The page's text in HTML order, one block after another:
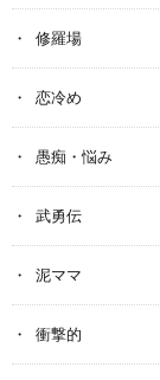
修羅場
恋冷め
愚痴・悩み
武勇伝
泥ママ
衝撃的